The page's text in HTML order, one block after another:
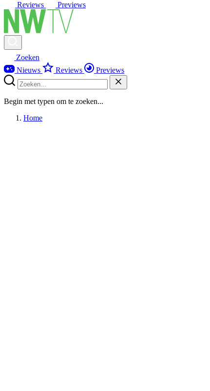
Reviews
Previews
Zoeken
Nieuws
Reviews Previews
Begin met typen om te zoeken...
Home